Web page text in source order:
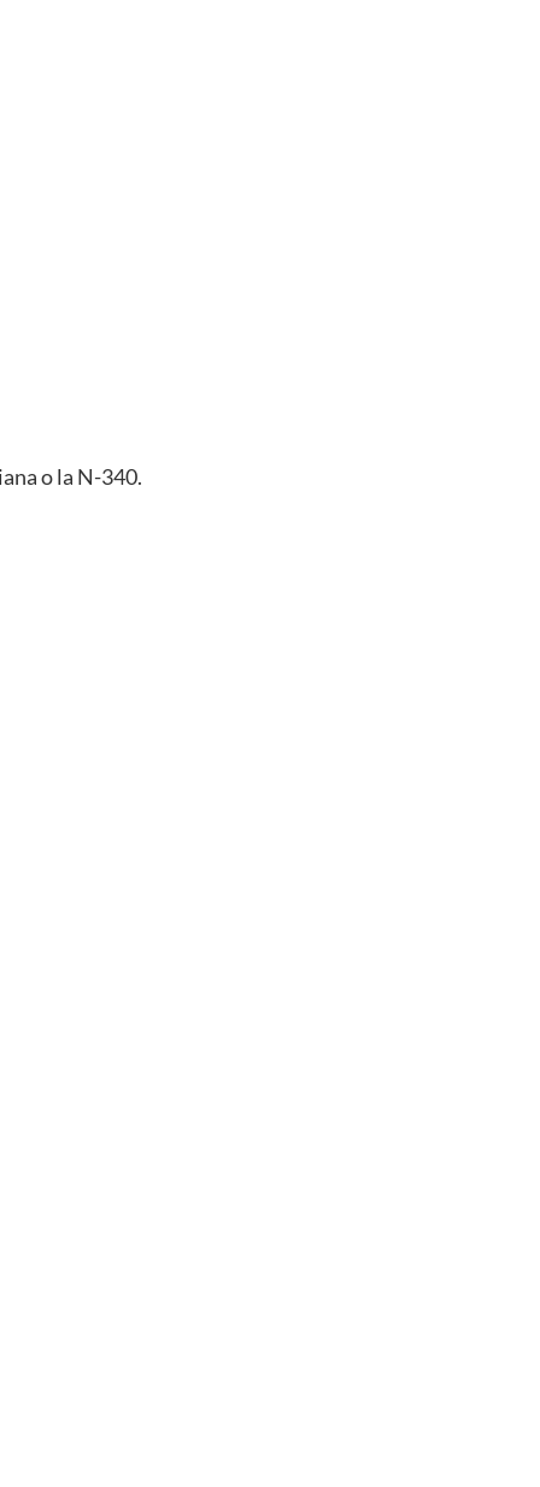
o la N-340.